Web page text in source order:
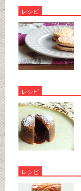
レシピ
レシピ
レシピ